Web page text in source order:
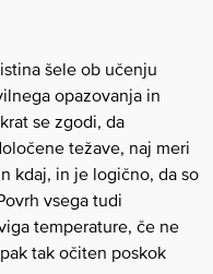
šele ob učenju
opazovanja in
se zgodi, da
težave, naj meri
kdaj, in je logično, da so
vsega tudi
temperature, če ne
tak očiten poskok